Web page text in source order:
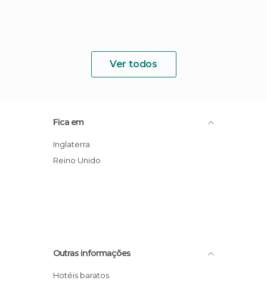
Ver todos
Fica em
Inglaterra
Reino Unido
Outras informações
Hotéis baratos